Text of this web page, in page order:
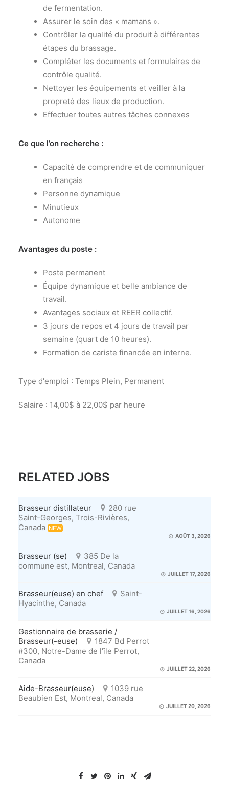
de fermentation.
Assurer le soin des « mamans ».
Contrôler la qualité du produit à différentes
étapes du brassage.
Compléter les documents et formulaires de
contrôle qualité.
Nettoyer les équipements et veiller à la
propreté des lieux de production.
Effectuer toutes autres tâches connexes
Ce que l’on recherche :
Capacité de comprendre et de communiquer
en français
Personne dynamique
Minutieux
Autonome
Avantages du poste :
Poste permanent
Équipe dynamique et belle ambiance de
travail.
Avantages sociaux et REER collectif.
3 jours de repos et 4 jours de travail par
semaine (quart de 10 heures).
Formation de cariste financée en interne.
Type d'emploi : Temps Plein, Permanent
Salaire : 14,00$ à 22,00$ par heure
RELATED JOBS
Brasseur distillateur
280 rue
Saint-Georges, Trois-Rivières,
Canada NEW
AOÛT 3, 2026
Brasseur (se)
385 De la
commune est, Montreal, Canada
JUILLET 17, 2026
Brasseur(euse) en chef
Saint-
Hyacinthe, Canada
JUILLET 16, 2026
Gestionnaire de brasserie /
Brasseur(-euse)
1847 Bd Perrot
#300, Notre-Dame de l'île Perrot,
Canada
JUILLET 22, 2026
Aide-Brasseur(euse)
1039 rue
Beaubien Est, Montreal, Canada
JUILLET 20, 2026